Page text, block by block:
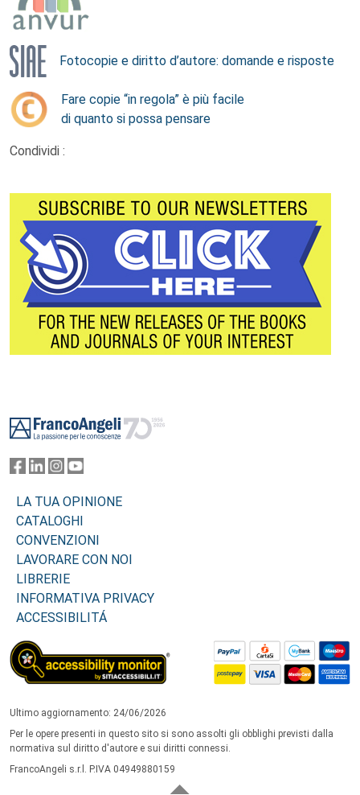
Fotocopie e diritto d’autore: domande e risposte
Fare copie “in regola” è più facile
di quanto si possa pensare
Condividi :
LA TUA OPINIONE
CATALOGHI
CONVENZIONI
LAVORARE CON NOI
LIBRERIE
INFORMATIVA PRIVACY
ACCESSIBILITÁ
Ultimo aggiornamento: 24/06/2026
Per le opere presenti in questo sito si sono assolti gli obblighi previsti dalla
normativa sul diritto d'autore e sui diritti connessi.
FrancoAngeli s.r.l. P.IVA 04949880159